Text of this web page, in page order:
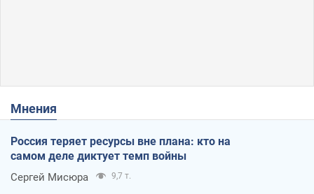
Мнения
Россия теряет ресурсы вне плана: кто на
самом деле диктует темп войны
Сергей Мисюра 9,7 т.